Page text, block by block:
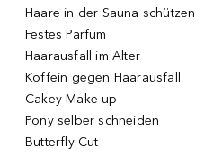
Haare in der Sauna schützen
Festes Parfum
Haarausfall im Alter
Koffein gegen Haarausfall
Cakey Make-up
Pony selber schneiden
Butterfly Cut